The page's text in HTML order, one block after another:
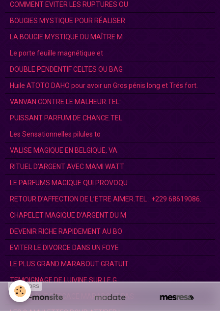
COMMENT EVITER LES RUPTURES OU
BOUGIES MYSTIQUE POUR RÉALISER
LA BOUGIE MYSTIQUE DU MAÎTRE M
Le porte feuille magnétique et
DOUBLE PENDENTIF CELTES OU BAG
Huile ATOTO DAHO pour avoir un Gros pénis long et Trés fort.
VANVAN CONTRE LE MALHEUR.TEL:
PUISSANT PARFUM DE CHANCE.TEL
Les Sensationnelles pilules to
VALISE MAGIQUE EN BELGIQUE, VA
RITUEL D’ARGENT AVEC MAMI WATT
LE PARFUMS MAGIQUE QUI PROVOQU
RETOUR D’AFFECTION DE L’ETRE AIMER.TEL : +229 68619086.
CHAPELET MAGIQUE D’ARGENT DU M
DEVENIR RICHE RAPIDEMENT AU BO
EVITER LE DIVORCE DANS UN FOYE
LE PLUS GRAND MARABOUT GRATUIT
TEMOIGNAGE DE LUIVINE SUR LE G
MARABOUT EFFICACE MARABOUT PAS
SPONSORS